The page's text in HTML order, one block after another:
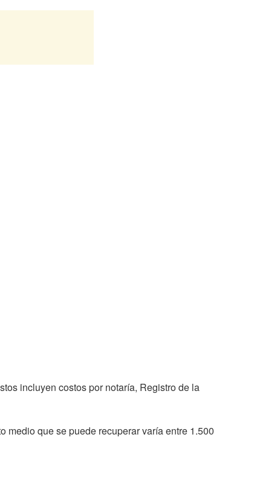
incluyen costos por notaría, Registro de la
medio que se puede recuperar varía entre 1.500